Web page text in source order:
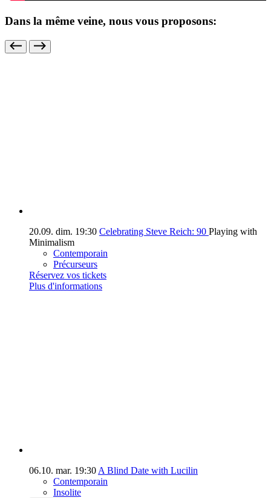
Dans la même veine, nous vous proposons:
20.09. dim. 19:30 Celebrating Steve Reich: 90 Playing with
Minimalism
Contemporain
Précurseurs
Réservez vos tickets
Plus d'informations
06.10. mar. 19:30 A Blind Date with Lucilin
Contemporain
Insolite